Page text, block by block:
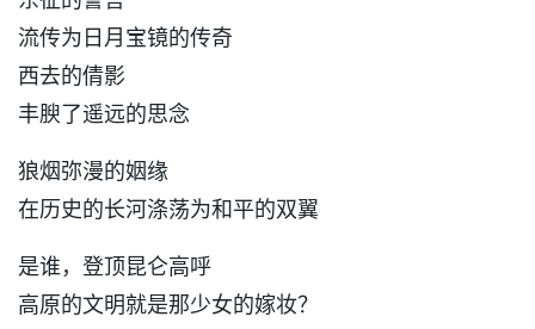
流传为日月宝镜的传奇
西去的倩影
丰腴了遥远的思念
狼烟弥漫的姻缘
在历史的长河涤荡为和平的双翼
是谁，登顶昆仑高呼
高原的文明就是那少女的嫁妆？